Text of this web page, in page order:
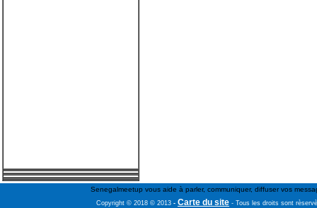
Senegalmeetup vous aide à parler, communiquer, diffuser vos
Copyright © 2018 © 2013 - Carte du site - Tous les droits sont